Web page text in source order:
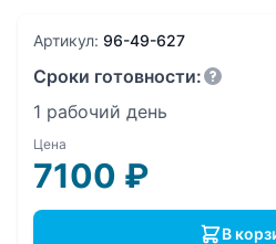
Артикул: 96-49-627
Сроки готовности:
1 рабочий день
Цена
7100 ₽
В